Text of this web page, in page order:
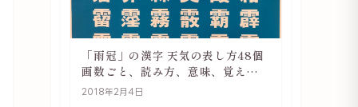
「雨冠」の漢字 天気の表し方48個
画数ごと、読み方、意味、覚え方
をご紹介
2018年2月4日